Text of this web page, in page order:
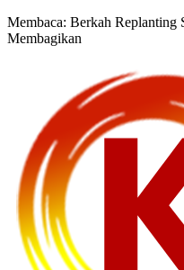
Membaca: Berkah Replanting
Membagikan